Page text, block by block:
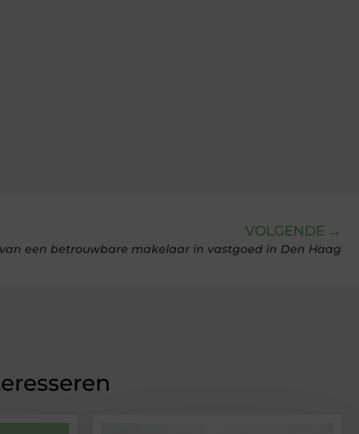
VOLGENDE →
een betrouwbare makelaar in vastgoed in Den Haag